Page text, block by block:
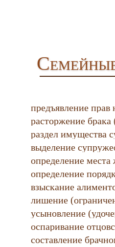
предъявление
расторжение брака
раздел имущества
выделение
определение места
определение
взыскание
лишение
усыновление
оспаривание
составление